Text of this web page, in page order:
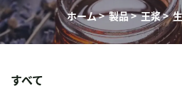
ホーム>製品>王浆>
すべて